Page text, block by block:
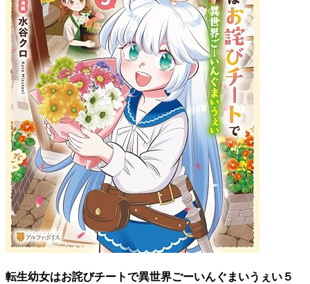
転生幼女はお詫びチートで異世界ごーいんぐまいうぇい５